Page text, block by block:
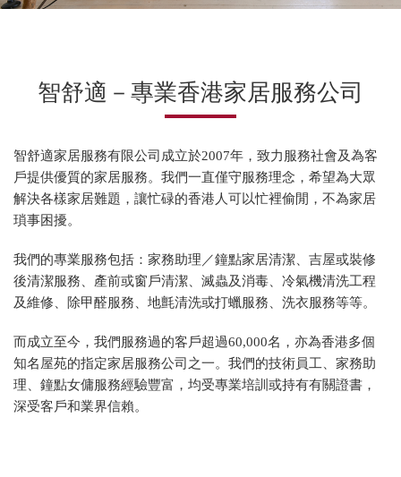
智舒適－專業香港家居服務公司
智舒適家居服務有限公司成立於2007年，致力服務社會及為客
戶提供優質的家居服務。我們一直僅守服務理念，希望為大眾
解決各樣家居難題，讓忙碌的香港人可以忙裡偷閒，不為家居
瑣事困擾。
我們的專業服務包括：家務助理／鐘點家居清潔、吉屋或裝修
後清潔服務、產前或窗戶清潔、滅蟲及消毒、冷氣機清洗工程
及維修、除甲醛服務、地氈清洗或打蠟服務、洗衣服務等等。
而成立至今，我們服務過的客戶超過60,000名，亦為香港多個
知名屋苑的指定家居服務公司之一。我們的技術員工、家務助
理、鐘點女傭服務經驗豐富，均受專業培訓或持有有關證書，
深受客戶和業界信賴。